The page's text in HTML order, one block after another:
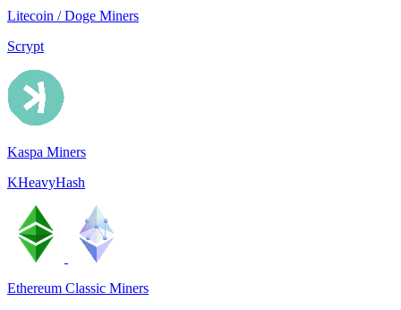
Litecoin / Doge Miners
Scrypt
Kaspa Miners
KHeavyHash
Ethereum Classic Miners